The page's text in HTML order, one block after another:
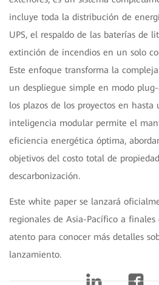
incluye toda la distribución de
UPS, el respaldo de las baterías de
extinción de incendios en un solo
Este enfoque transforma la
un despliegue simple en modo
los plazos de los proyectos en hasta
inteligencia modular permite el
eficiencia energética óptima,
objetivos del costo total de
descarbonización.
Este white paper se lanzará
regionales de Asia-Pacífico a finales
atento para conocer más detalles
lanzamiento.